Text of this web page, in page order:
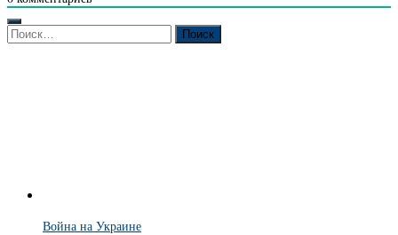
Найти:
Война на Украине